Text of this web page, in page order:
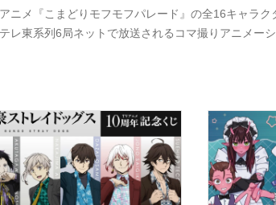
アニメ『こまどりモフモフパレード』の全16キャラ
テレ東系列6局ネットで放送されるコマ撮りアニメー